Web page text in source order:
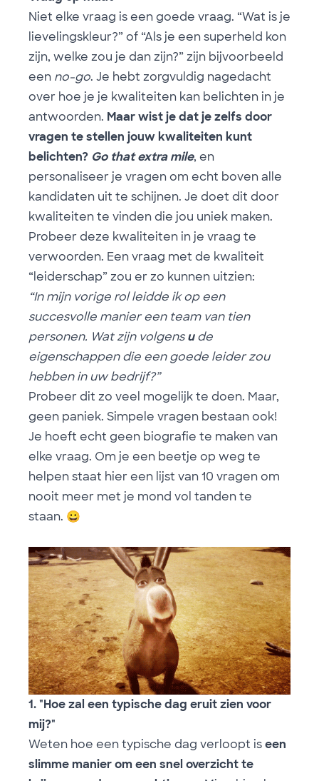
Niet elke vraag is een goede vraag. “Wat is je
lievelingskleur?” of “Als je een superheld kon
zijn, welke zou je dan zijn?” zijn bijvoorbeeld
een no-go. Je hebt zorgvuldig nagedacht
over hoe je je kwaliteiten kan belichten in je
antwoorden. Maar wist je dat je zelfs door
vragen te stellen jouw kwaliteiten kunt
belichten? Go that extra mile, en
personaliseer je vragen om echt boven alle
kandidaten uit te schijnen. Je doet dit door
kwaliteiten te vinden die jou uniek maken.
Probeer deze kwaliteiten in je vraag te
verwoorden. Een vraag met de kwaliteit
“leiderschap” zou er zo kunnen uitzien:
“In mijn vorige rol leidde ik op een
succesvolle manier een team van tien
personen. Wat zijn volgensude
eigenschappen die een goede leider zou
hebben in uw bedrijf?”
Probeer dit zo veel mogelijk te doen. Maar,
geen paniek. Simpele vragen bestaan ook!
Je hoeft echt geen biografie te maken van
elke vraag. Om je een beetje op weg te
helpen staat hier een lijst van 10 vragen om
nooit meer met je mond vol tanden te
staan. 😀
1. "Hoe zal een typische dag eruit zien voor
mij?"
Weten hoe een typische dag verloopt iseen
slimme manier om een snel overzicht te